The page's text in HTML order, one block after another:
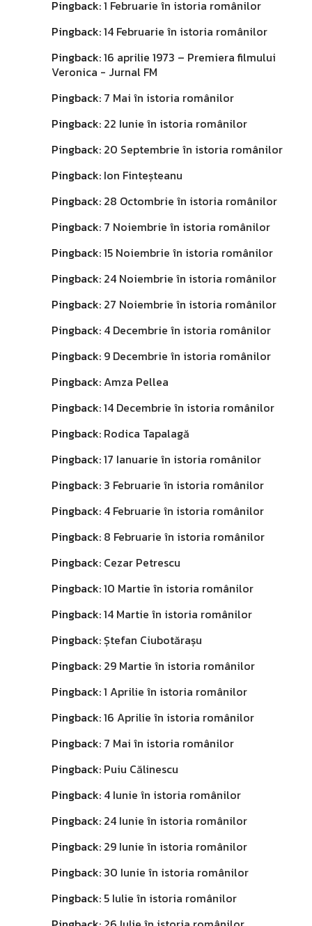
Pingback:1 Februarie în istoria românilor
Pingback:14 Februarie în istoria românilor
Pingback:16 aprilie 1973 – Premiera filmului
Veronica - Jurnal FM
Pingback: 7 Mai în istoria românilor
Pingback: 22 Iunie în istoria românilor
Pingback: 20 Septembrie în istoria românilor
Pingback: Ion Finteșteanu
Pingback: 28 Octombrie în istoria românilor
Pingback: 7 Noiembrie în istoria românilor
Pingback:15 Noiembrie în istoria românilor
Pingback: 24 Noiembrie în istoria românilor
Pingback: 27 Noiembrie în istoria românilor
Pingback: 4 Decembrie în istoria românilor
Pingback: 9 Decembrie în istoria românilor
Pingback:Amza Pellea
Pingback:14 Decembrie în istoria românilor
Pingback: Rodica Tapalagă
Pingback:17 Ianuarie în istoria românilor
Pingback: 3 Februarie în istoria românilor
Pingback: 4 Februarie în istoria românilor
Pingback: 8 Februarie în istoria românilor
Pingback: Cezar Petrescu
Pingback:10 Martie în istoria românilor
Pingback:14 Martie în istoria românilor
Pingback:Ștefan Ciubotărașu
Pingback: 29 Martie în istoria românilor
Pingback:1 Aprilie în istoria românilor
Pingback:16 Aprilie în istoria românilor
Pingback: 7 Mai în istoria românilor
Pingback: Puiu Călinescu
Pingback: 4 Iunie în istoria românilor
Pingback: 24 Iunie în istoria românilor
Pingback: 29 Iunie în istoria românilor
Pingback: 30 Iunie în istoria românilor
Pingback: 5 Iulie în istoria românilor